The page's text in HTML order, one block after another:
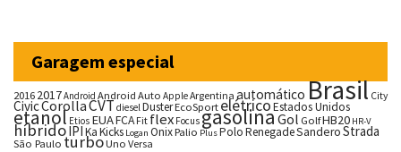
Garagem especial
20162017Android Android Auto AppleArgentina automáticoBrasil City
CivicCorollaCVTdieselDusterEcoSportelétricoEstados Unidos
etanol Etios EUAFCA Fit flex FocusgasolinaGol GolfHB20 HR-V
híbridoIPIKaKicks Logan OnixPalio PlusPoloRenegadeSanderoStrada
São Paulo turboUno Versa